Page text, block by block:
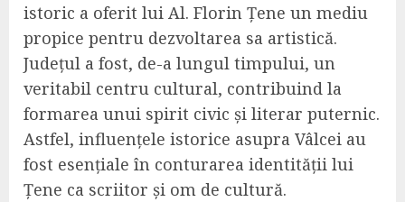
istoric a oferit lui Al. Florin Țene un mediu
propice pentru dezvoltarea sa artistică.
Județul a fost, de-a lungul timpului, un
veritabil centru cultural, contribuind la
formarea unui spirit civic și literar puternic.
Astfel, influențele istorice asupra Vâlcei au
fost esențiale în conturarea identității lui
Țene ca scriitor și om de cultură.